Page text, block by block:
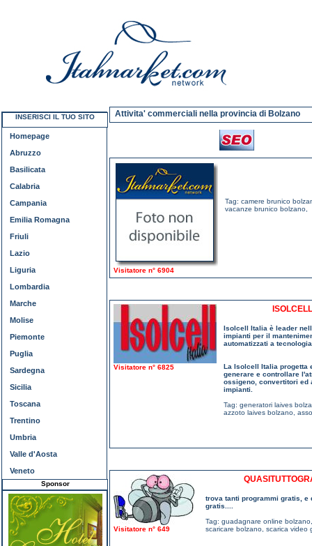
Attivita' commerciali nella provincia di Bolzano
Visitatore n° 6904
Tag: camere brunico
vacanze brunico bolzano
Visitatore n° 6825
Isolcell Italia è leader
impianti per il
automatizzati a
La Isolcell Italia progetta
generare e controllare
ossigeno, convertitori ed
impianti.
Tag: generatori laives
azzoto laives bolzano
Visitatore n° 649
trova tanti programmi gratis,
gratis....
Tag: guadagnare online bolzano
scaricare bolzano scarica video
INSERISCI IL TUO SITO
Homepage
Abruzzo
Basilicata
Calabria
Campania
Emilia Romagna
Friuli
Lazio
Liguria
Lombardia
Marche
Molise
Piemonte
Puglia
Sardegna
Sicilia
Toscana
Trentino
Umbria
Valle d'Aosta
Veneto
Sponsor